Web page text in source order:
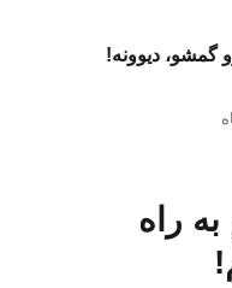
گمشو، ديوونه!
راه